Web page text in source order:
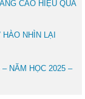
CAO HIỆU QUẢ
NHÌN LẠI
NĂM HỌC 2025 –